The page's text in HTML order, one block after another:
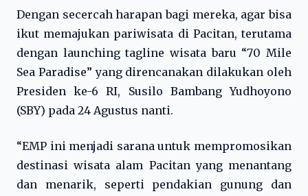
Dengan secercah harapan bagi mereka, agar bisa
ikut memajukan pariwisata di Pacitan, terutama
dengan launching tagline wisata baru “70 Mile
Sea Paradise” yang direncanakan dilakukan oleh
Presiden ke-6 RI, Susilo Bambang Yudhoyono
(SBY) pada 24 Agustus nanti.
“EMP ini menjadi sarana untuk mempromosikan
destinasi wisata alam Pacitan yang menantang
dan menarik, seperti pendakian gunung dan